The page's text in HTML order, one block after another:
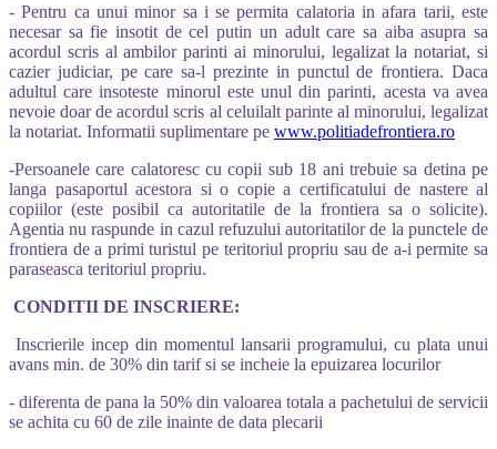
- Pentru ca unui minor sa i se permita calatoria in afara tarii, este
necesar sa fie insotit de cel putin un adult care sa aiba asupra sa
acordul scris al ambilor parinti ai minorului, legalizat la notariat, si
cazier judiciar, pe care sa-l prezinte in punctul de frontiera. Daca
adultul care insoteste minorul este unul din parinti, acesta va avea
nevoie doar de acordul scris al celuilalt parinte al minorului, legalizat
la notariat. Informatii suplimentare pe www.politiadefrontiera.ro
-Persoanele care calatoresc cu copii sub 18 ani trebuie sa detina pe
langa pasaportul acestora si o copie a certificatului de nastere al
copiilor (este posibil ca autoritatile de la frontiera sa o solicite).
Agentia nu raspunde in cazul refuzului autoritatilor de la punctele de
frontiera de a primi turistul pe teritoriul propriu sau de a-i permite sa
paraseasca teritoriul propriu.
CONDITII DE INSCRIERE:
Inscrierile incep din momentul lansarii programului, cu plata unui
avans min. de 30% din tarif si se incheie la epuizarea locurilor
- diferenta de pana la 50% din valoarea totala a pachetului de servicii
se achita cu 60 de zile inainte de data plecarii